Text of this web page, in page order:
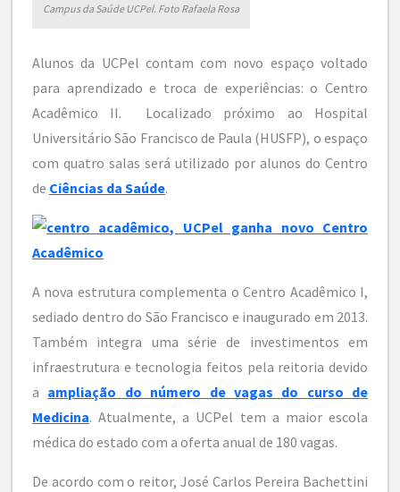
Campus da Saúde UCPel. Foto Rafaela Rosa
Alunos da UCPel contam com novo espaço voltado
para aprendizado e troca de experiências: o Centro
Acadêmico II. Localizado próximo ao Hospital
Universitário São Francisco de Paula (HUSFP), o espaço
com quatro salas será utilizado por alunos do Centro
de Ciências da Saúde.
A nova estrutura complementa o Centro Acadêmico I,
sediado dentro do São Francisco e inaugurado em 2013.
Também integra uma série de investimentos em
infraestrutura e tecnologia feitos pela reitoria devido
a ampliação do número de vagas do curso de
Medicina. Atualmente, a UCPel tem a maior escola
médica do estado com a oferta anual de 180 vagas.
De acordo com o reitor, José Carlos Pereira Bachettini